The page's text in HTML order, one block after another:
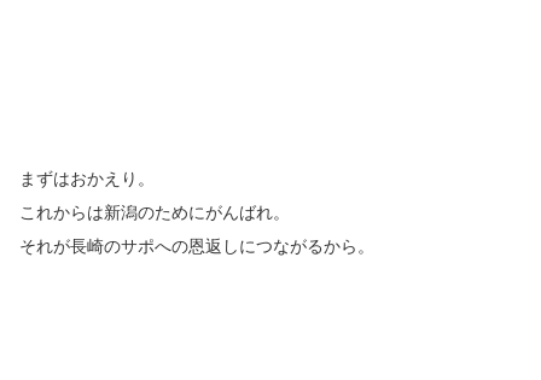
まずはおかえり。
これからは新潟のためにがんばれ。
それが長崎のサポへの恩返しにつながるから。